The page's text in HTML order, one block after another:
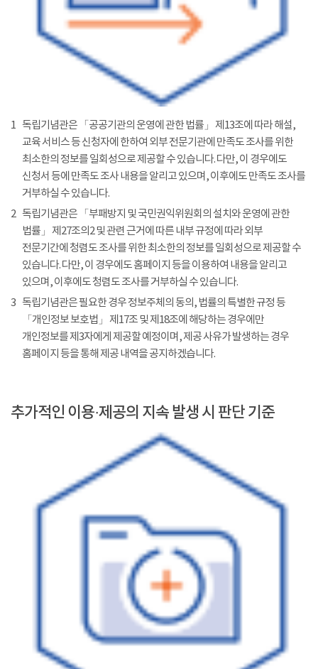
1 독립기념관은 「공공기관의 운영에 관한 법률」 제13조에 따라 해설,
교육 서비스 등 신청자에 한하여 외부 전문기관에 만족도 조사를 위한
최소한의 정보를 일회성으로 제공할 수 있습니다. 다만, 이 경우에도
신청서 등에 만족도 조사 내용을 알리고 있으며, 이후에도 만족도 조사를
거부하실 수 있습니다.
2 독립기념관은 「부패방지 및 국민권익위원회의 설치와 운영에 관한
법률」 제27조의2 및 관련 근거에 따른 내부 규정에 따라 외부
전문기간에 청렴도 조사를 위한 최소한의 정보를 일회성으로 제공할 수
있습니다. 다만, 이 경우에도 홈페이지 등을 이용하여 내용을 알리고
있으며, 이후에도 청렴도 조사를 거부하실 수 있습니다.
3 독립기념관은 필요한 경우 정보주체의 동의, 법률의 특별한 규정 등
「개인정보 보호법」 제17조 및 제18조에 해당하는 경우에만
개인정보를 제3자에게 제공할 예정이며, 제공 사유가 발생하는 경우
홈페이지 등을 통해 제공 내역을 공지하겠습니다.
추가적인 이용·제공의 지속 발생 시 판단 기준